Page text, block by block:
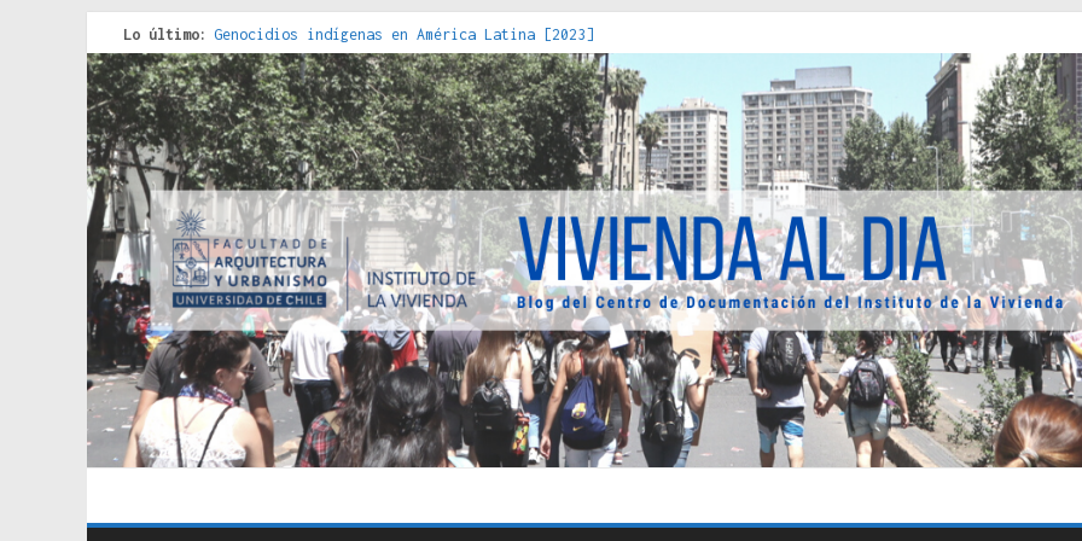
Lo último: Genocidios indígenas en América Latina [2023]
Estudios sobre la espacialización de los Estados : políticas, prácticas y representaciones [2022]
Donde el pedernal choca con el acero : hacia una teoría crítica de las fronteras latinoamericanas
Criterios técnicos para una vivienda adecuada [2019]
Red de consultorios de la Caja del Seguro Obrero en Santiago : un patrimonio emblemático [2014]